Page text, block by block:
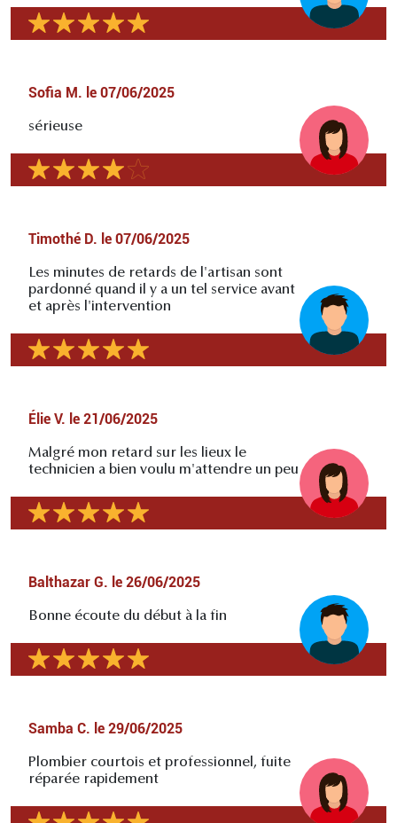
Sofia M. le 07/06/2025
sérieuse
Timothé D. le 07/06/2025
Les minutes de retards de l'artisan sont
pardonné quand il y a un tel service avant
et après l'intervention
Élie V. le 21/06/2025
Malgré mon retard sur les lieux le
technicien a bien voulu m'attendre un peu
Balthazar G. le 26/06/2025
Bonne écoute du début à la fin
Samba C. le 29/06/2025
Plombier courtois et professionnel, fuite
réparée rapidement